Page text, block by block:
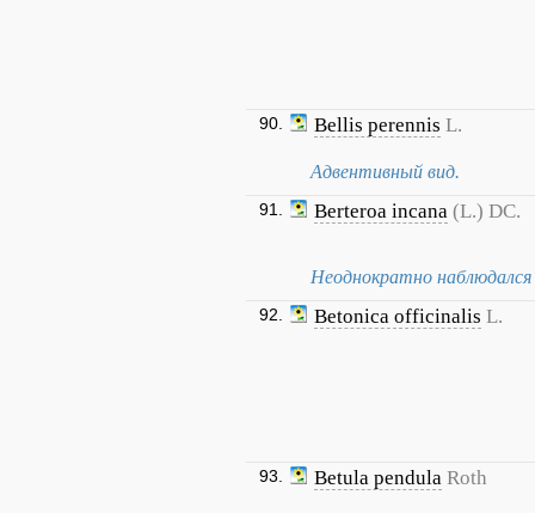
90. Bellis perennis L.
Адвентивный вид.
91. Berteroa incana (L.) DC.
Неоднократно наблюдался
92. Betonica officinalis L.
93. Betula pendula Roth